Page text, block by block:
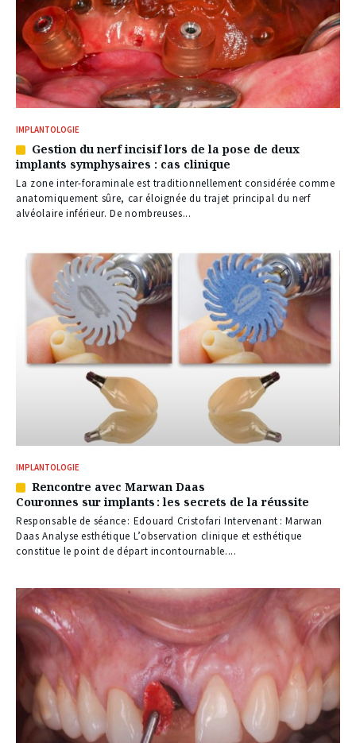
IMPLANTOLOGIE
Article
réservé
à
nos
abonnés
Gestion du nerf incisif lors de la pose de deux
implants symphysaires : cas clinique
La zone inter-foraminale est traditionnellement considérée comme
anatomiquement sûre, car éloignée du trajet principal du nerf
alvéolaire inférieur. De nombreuses...
IMPLANTOLOGIE
Article
réservé
à
nos
abonnés
Rencontre avec Marwan Daas
Couronnes sur implants : les secrets de la réussite
Responsable de séance : Edouard Cristofari Intervenant : Marwan
Daas Analyse esthétique L’observation clinique et esthétique
constitue le point de départ incontournable....